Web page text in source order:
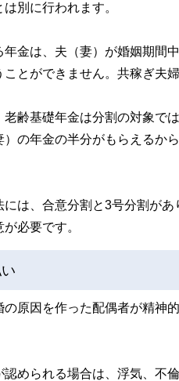
別に行われます。
年金は、夫（妻）が婚姻期間
とができません。共稼ぎ夫
老齢基礎年金は分割の対象で
）の年金の半分がもらえるか
には、合意分割と3号分割が
必要です。
の原因を作った配偶者が精神
認められる場合は、浮気、不